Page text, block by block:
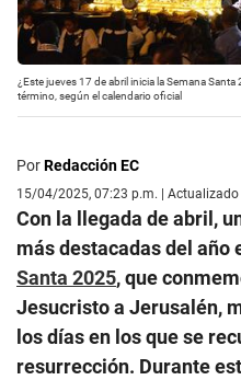
¿Este jueves 17 de abril inicia la Semana
término, según el calendario oficial
PorRedacción EC
15/04/2025, 07:23 p.m. |
Con la llegada de abril,
más destacadas del año
Santa 2025, que
Jesucristo a Jerusalén,
los días en los que se
resurrección. Durante